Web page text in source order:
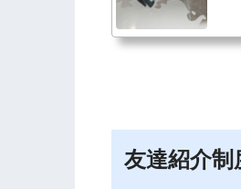
友達紹介